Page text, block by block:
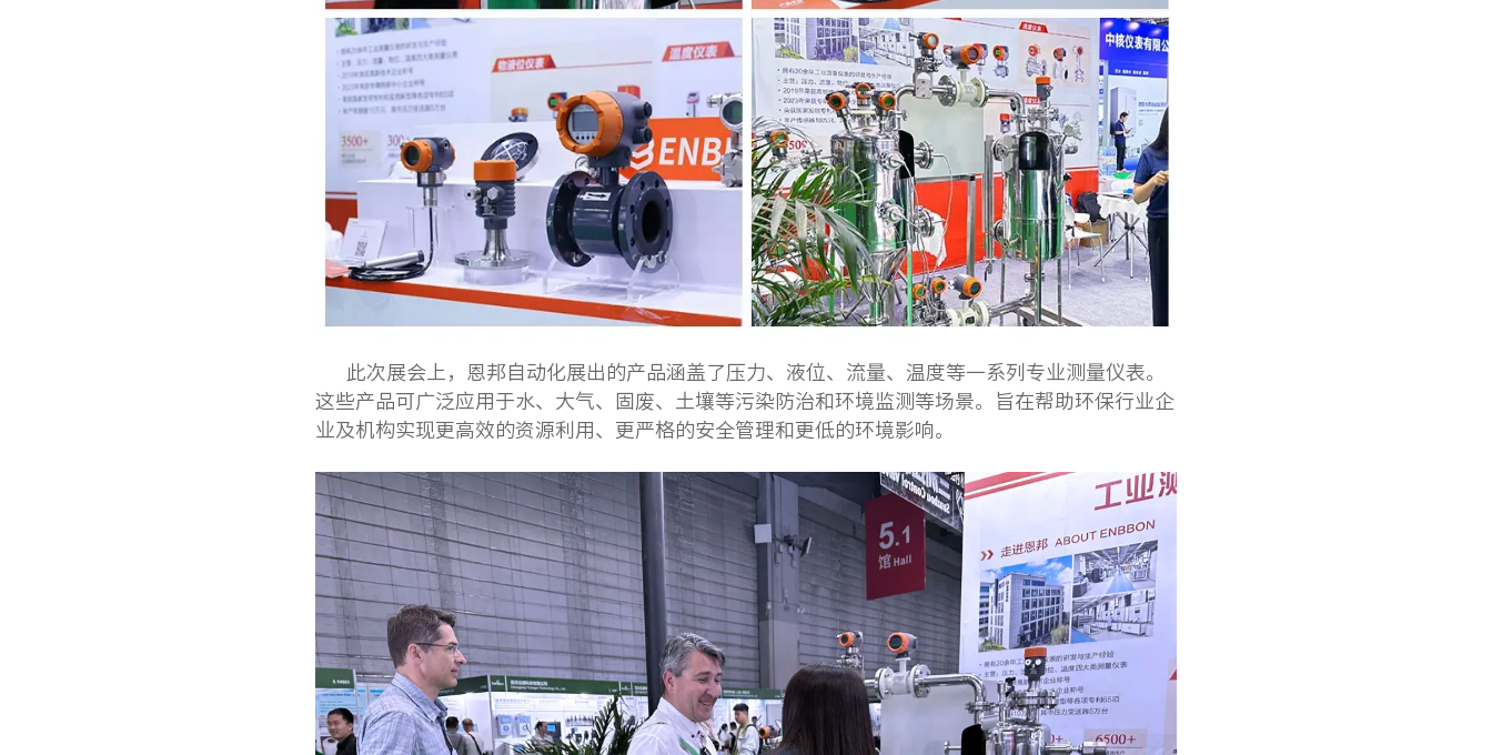
此次展会上，恩邦自动化展出的产品涵盖了压力、液位、流量、温度等一系列专业测量仪表。
这些产品可广泛应用于水、大气、固废、土壤等污染防治和环境监测等场景。旨在帮助环保行业企
业及机构实现更高效的资源利用、更严格的安全管理和更低的环境影响。